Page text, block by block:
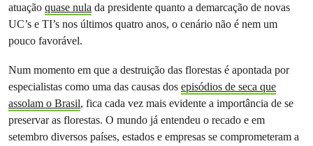
atuação quase nula da presidente quanto a demarcação de novas
UC’s e TI’s nos últimos quatro anos, o cenário não é nem um
pouco favorável.
Num momento em que a destruição das florestas é apontada por
especialistas como uma das causas dos episódios de seca que
assolam o Brasil, fica cada vez mais evidente a importância de se
preservar as florestas. O mundo já entendeu o recado e em
setembro diversos países, estados e empresas se comprometeram a